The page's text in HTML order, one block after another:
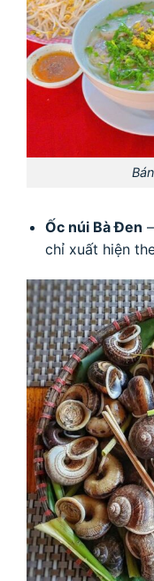
Ốc núi Bà Đen
chỉ xuất hiện